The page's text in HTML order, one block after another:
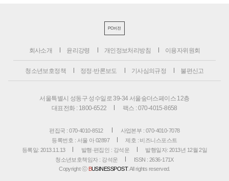
PC버전
회사소개 윤리강령 개인정보처리방침 이용자위원회
청소년보호정책 정정·반론보도 기사심의규정 불편신고
서울특별시 성동구 성수일로 39-34 서울숲더스페이스 12층
대표전화 : 1800-6522
팩스 : 070-4015-8658
편집국 : 070-4010-8512
사업본부 : 070-4010-7078
등록번호 : 서울 아 02897
제호 : 비즈니스포스트
등록일: 2013.11.13
발행·편집인 : 강석운
발행일자: 2013년 12월 2일
청소년보호책임자 : 강석운
ISSN : 2636-171X
Copyright ⓒ BUSINESSPOST. All rights reserved.